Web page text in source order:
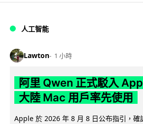
人工智能
Lawton 1 小時
阿里 Qwen 正式駁入
大陸 Mac 用戶率先使用
Apple 於 2026 年 8 月 8 日公布指引，確